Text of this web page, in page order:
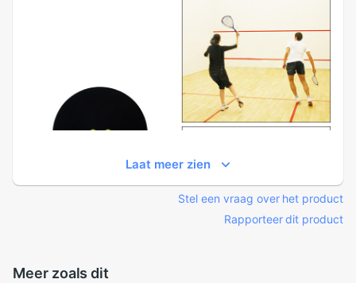
Laat meer zien
Stel een vraag over het product
Rapporteer dit product
Meer zoals dit